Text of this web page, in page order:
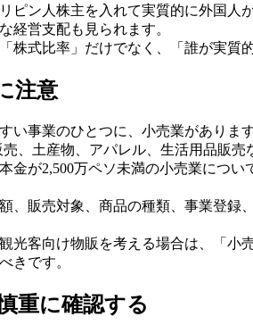
ピン人株主を入れて実質的に外国
経営支配も見られます。
株式比率」だけでなく、「誰が実質
注意
い事業のひとつに、小売業があります
、土産物、アパレル、生活用品販
金が2,500万ペソ未満の小売業につ
、販売対象、商品の種類、事業登
光客向け物販を考える場合は、「
きです。
重に確認する